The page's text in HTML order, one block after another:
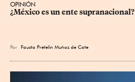
OPINIÓN
¿México es un ente supranacional?
Por Fausto Pretelin Muñoz de Cote